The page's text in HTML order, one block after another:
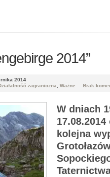
2014”
2014
zagraniczna, Ważne Brak
W dniach
17.08.2014
kolejna